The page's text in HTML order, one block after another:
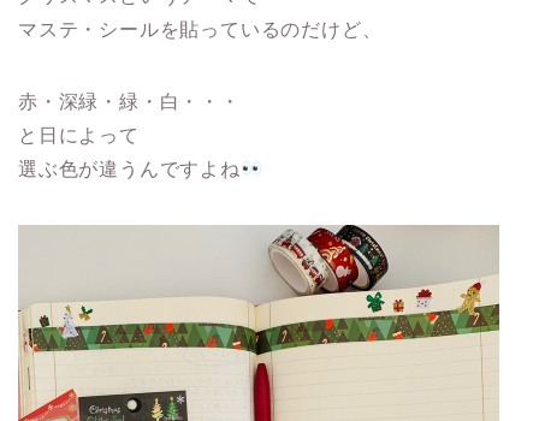
マステ・シールを貼っているのだけど、
赤・深緑・緑・白・・・
と日によって
選ぶ色が違うんですよね